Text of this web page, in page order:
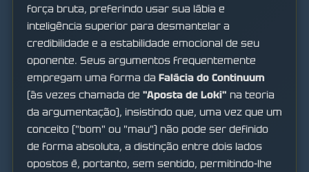
força bruta, preferindo usar sua lábia e
inteligência superior para desmantelar a
credibilidade e a estabilidade emocional de seu
oponente. Seus argumentos frequentemente
empregam uma forma da Falácia do Continuum
(às vezes chamada de "Aposta de Loki" na teoria
da argumentação), insistindo que, uma vez que um
conceito ("bom" ou "mau") não pode ser definido
de forma absoluta, a distinção entre dois lados
opostos é, portanto, sem sentido, permitindo-lhe